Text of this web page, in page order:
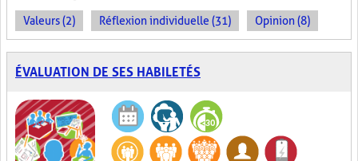
Valeurs (2) Réflexion individuelle (31) Opinion (8)
ÉVALUATION DE SES HABILETÉS